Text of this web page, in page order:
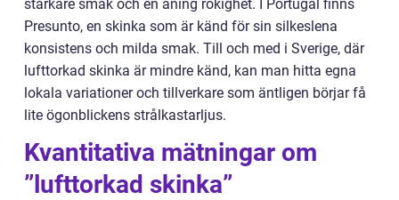
starkare smak och en aning rökighet. I Portugal finns
Presunto, en skinka som är känd för sin silkeslena
konsistens och milda smak. Till och med i Sverige, där
lufttorkad skinka är mindre känd, kan man hitta egna
lokala variationer och tillverkare som äntligen börjar få
lite ögonblickens strålkastarljus.
Kvantitativa mätningar om
”lufttorkad skinka”